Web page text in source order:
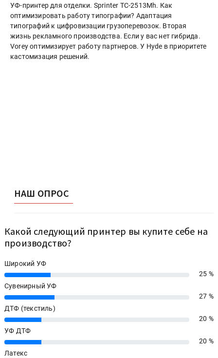
УФ-принтер для отделки. Sprinter ТС-2513Mh. Как
оптимизировать работу типографии? Адаптация
типографий к цифровизации грузоперевозок. Вторая
жизнь рекламного производства. Если у вас нет гибрида.
Vorey оптимизирует работу партнеров. У Hyde в приоритете
кастомизация решений.
НАШ ОПРОС
Какой следующий принтер вы купите себе на
производство?
Широкий УФ
25%
25 %
Сувенирный УФ
27%
27 %
ДТФ (текстиль)
20%
20 %
УФ ДТФ
20%
20 %
Латекс